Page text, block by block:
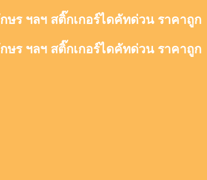
ร ฯลฯ สติ๊กเกอร์ไดคัทด่วน ราคาถูก
ร ฯลฯ สติ๊กเกอร์ไดคัทด่วน ราคาถูก